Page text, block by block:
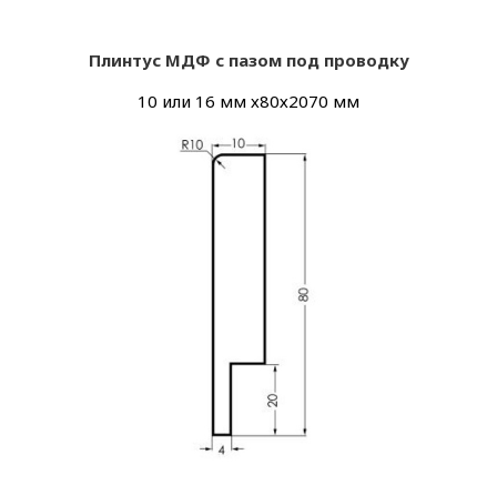
Плинтус МДФ с пазом под проводку
10 или 16 мм х80х2070 мм